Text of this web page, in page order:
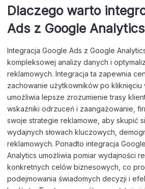
Dlaczego warto
Ads z Google
Integracja Google Ads z Google
kompleksowej analizy danych i
reklamowych. Integracja ta zapewnia
zachowanie użytkowników po kliknięciu
umożliwia lepsze zrozumienie trasy
wskaźniki odrzuceń i zaangażowanie,
swoje strategie reklamowe, aby skupić
wydajnych słowach kluczowych,
reklamowych. Ponadto integracja
Analytics umożliwia pomiar wydajności
konkretnych celów biznesowych, co
podejmowania świadomych decyzji i